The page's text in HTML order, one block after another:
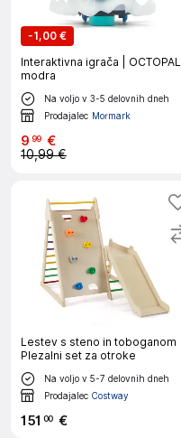
-1,00 €
Interaktivna igrača | OCTOPAL
modra
Na voljo v 3-5 delovnih dneh
Prodajalec Mormark
9 99 €
10,99 €
Lestev s steno in toboganom
Plezalni set za otroke
Na voljo v 5-7 delovnih dneh
Prodajalec Costway
151 00 €